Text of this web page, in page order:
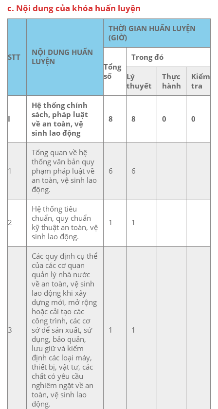
c. Nội dung của khóa huấn luyện
STT
NỘI DUNG HUẤN
LUYỆN
THỜI GIAN HUẤN LUYỆN
(GIỜ)
Tổng
số
Trong đó
Lý
thuyết
Thực
hành
Kiểm
tra
I
Hệ thống chính
sách, pháp luật
về an toàn, vệ
sinh lao động
8 8 0 0
1
Tổng quan về hệ
thống văn bản quy
phạm pháp luật về
an toàn, vệ sinh lao
động.
6 6
2
Hệ thống tiêu
chuẩn, quy chuẩn
kỹ thuật an toàn, vệ
sinh lao động.
1 1
3
Các quy định cụ thể
của các cơ quan
quản lý nhà nước
về an toàn, vệ sinh
lao động khi xây
dựng mới, mở rộng
hoặc cải tạo các
công trình, các cơ
sở để sản xuất, sử
dụng, bảo quản,
lưu giữ và kiểm
định các loại máy,
thiết bị, vật tư, các
chất có yêu cầu
nghiêm ngặt về an
toàn, vệ sinh lao
động.
1 1